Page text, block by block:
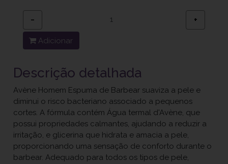
− +
Adicionar
Descrição detalhada
Avène Homem Espuma de Barbear suaviza a pele e
diminui o risco bacteriano associado a pequenos
cortes. A fórmula contém Água termal d'Avène, que
possui propriedades calmantes, ajudando a reduzir a
irritação, e glicerina que hidrata e amacia a pele,
proporcionando uma sensação de conforto durante o
barbear. Adequado para todos os tipos de pele,